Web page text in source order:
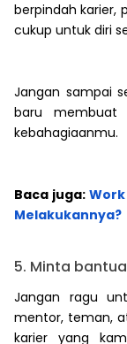
berpindah karier,
cukup untuk diri
Jangan sampai
baru membuat
kebahagiaanmu.
Baca juga:
Melakukannya?
5. Minta
Jangan ragu
mentor, teman,
karier yang